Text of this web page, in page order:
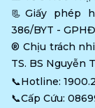
📃Giấy phép
386/BYT -
®️ Chịu trách
TS. BS Nguyễn
📞Hotline:
📞Cấp Cứu: